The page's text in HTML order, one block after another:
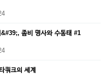
좀비 명사와 수동태 #1
쿼크의 세계